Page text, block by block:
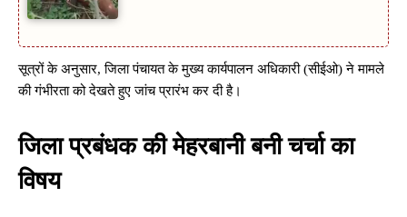
सूत्रों के अनुसार, जिला पंचायत के मुख्य कार्यपालन अधिकारी (सीईओ) ने मामले
की गंभीरता को देखते हुए जांच प्रारंभ कर दी है।
जिला प्रबंधक की मेहरबानी बनी चर्चा का
विषय